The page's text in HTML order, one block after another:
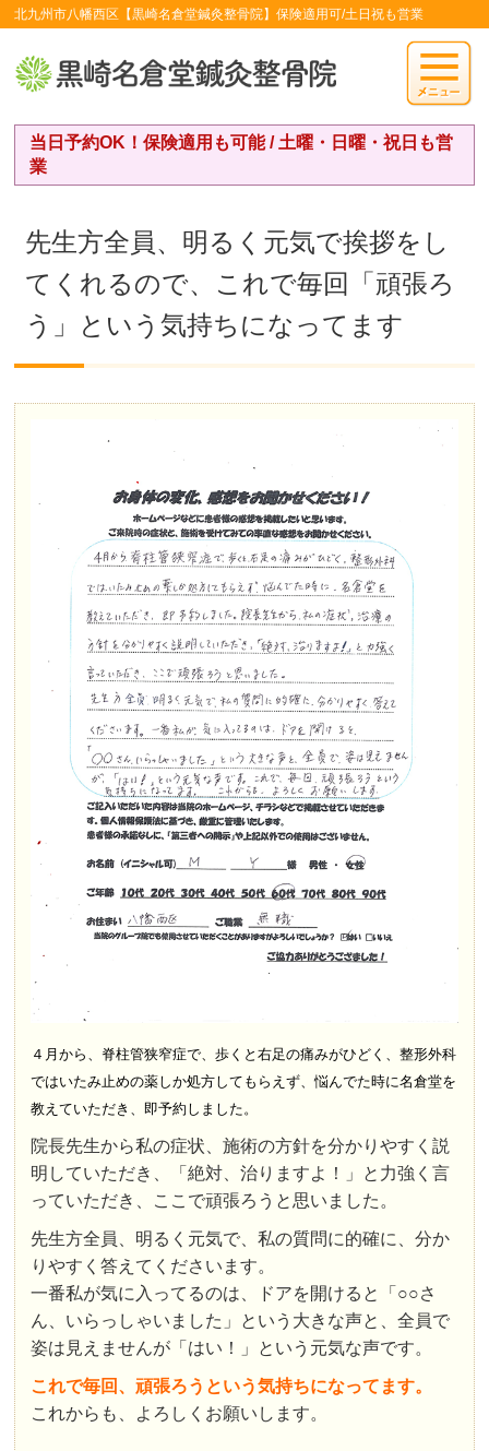
北九州市八幡西区【黒崎名倉堂鍼灸整骨院】保険適用可/土日祝も営業
当日予約OK！保険適用も可能 / 土曜・日曜・祝日も営
業
先生方全員、明るく元気で挨拶をし
てくれるので、これで毎回「頑張ろ
う」という気持ちになってます
４月から、脊柱管狭窄症で、歩くと右足の痛みがひどく、整形外科
ではいたみ止めの薬しか処方してもらえず、悩んでた時に名倉堂を
教えていただき、即予約しました。
院長先生から私の症状、施術の方針を分かりやすく説
明していただき、「絶対、治りますよ！」と力強く言
っていただき、ここで頑張ろうと思いました。
先生方全員、明るく元気で、私の質問に的確に、分か
りやすく答えてくださいます。
一番私が気に入ってるのは、ドアを開けると「○○さ
ん、いらっしゃいました」という大きな声と、全員で
姿は見えませんが「はい！」という元気な声です。
これで毎回、頑張ろうという気持ちになってます。
これからも、よろしくお願いします。